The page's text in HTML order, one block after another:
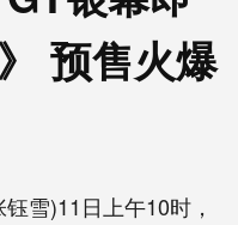
预售火爆
雪)11日上午10时，